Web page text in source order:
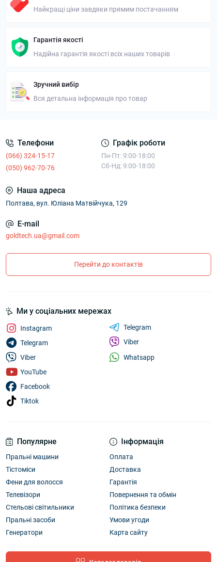
Найкращі ціни завдяки прямим постачанням
Гарантія якості
Надійна гарантія якості всіх наших товарів
Зручний вибір
Вся детальна інформація про товар
Телефони
(066) 324-15-17
(050) 962-70-76
Графік роботи
Пн-Пт: 9:00-18:00
Сб-Нд: 9:00-18:00
Наша адреса
Полтава, вул. Юліана Матвійчука, 129
E-mail
goldtech.ua@gmail.com
Перейти до контактів
Популярне
Пральні машини
Тістоміси
Фени для волосся
Телевізори
Стельові світильники
Пральні засоби
Генератори
Інформація
Оплата
Доставка
Гарантія
Повернення та обмін
Політика безпеки
Умови угоди
Карта сайту
Ми у соціальних мережах
Instagram
Telegram
Viber
YouTube
Facebook
Tiktok
Telegram
Viber
Whatsapp